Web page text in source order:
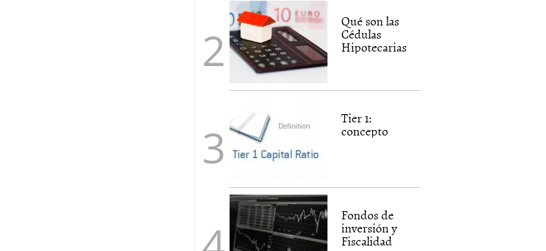
2025 con un patrimonio récord
Qué son las
Cédulas
Hipotecarias
Tier 1:
concepto
Fondos de
inversión y
Fiscalidad